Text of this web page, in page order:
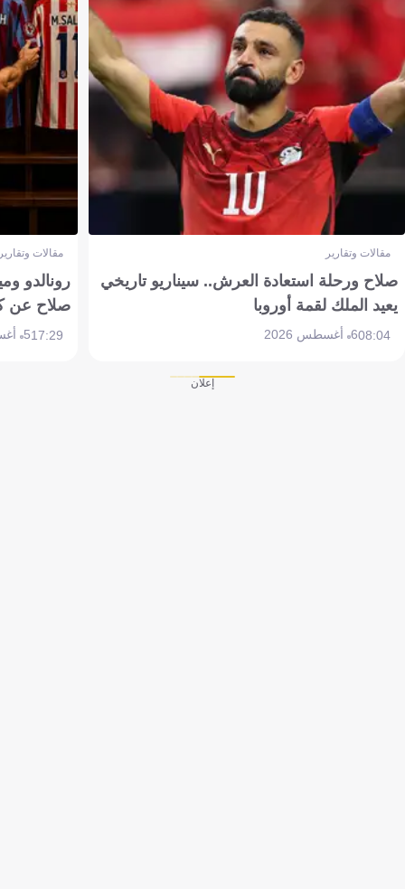
مقالات وتقارير
صلاح ورحلة استعادة العرش.. سيناريو تاريخي
يعيد الملك لقمة أوروبا
08:046 أغسطس 2026
مقالات
رونالدو
صلاح عن
17:295 أغسطس 2026
إعلان